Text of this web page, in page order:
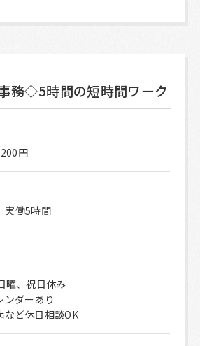
務◇5時間の短時間ワーク
円
働5時間
曜、祝日休み
ンダーあり
ど休日相談OK